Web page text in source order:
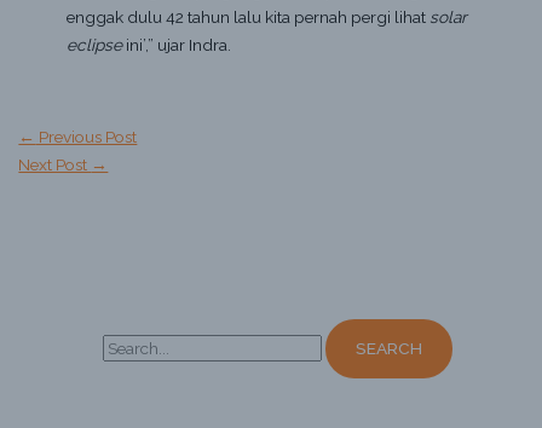
S
e
enggak dulu 42 tahun lalu kita pernah pergi lihat solar
eclipseini’,” ujar Indra.
← Previous Post
Next Post →